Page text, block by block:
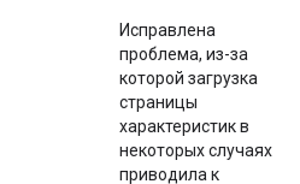
Исправлена ​​
проблема, из-за
которой загрузка
страницы
характеристик в
некоторых случаях
приводила к